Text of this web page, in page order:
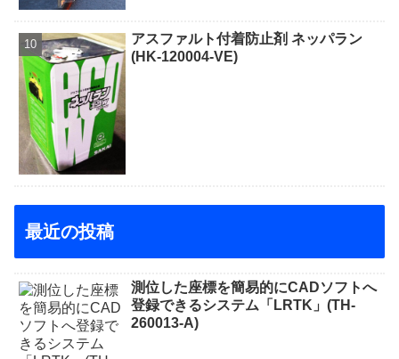
アスファルト付着防止剤 ネッパラン
(HK-120004-VE)
最近の投稿
測位した座標を簡易的にCADソフトへ
登録できるシステム「LRTK」(TH-
260013-A)